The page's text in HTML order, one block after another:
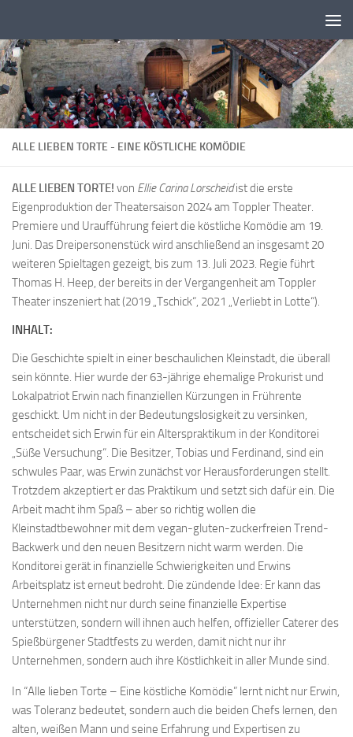
ALLE LIEBEN TORTE - EINE KÖSTLICHE KOMÖDIE
ALLE LIEBEN TORTE! von Ellie Carina Lorscheidist die erste
Eigenproduktion der Theatersaison 2024 am Toppler Theater.
Premiere und Uraufführung feiert die köstliche Komödie am 19.
Juni. Das Dreipersonenstück wird anschließend an insgesamt 20
weiteren Spieltagen gezeigt, bis zum 13. Juli 2023. Regie führt
Thomas H. Heep, der bereits in der Vergangenheit am Toppler
Theater inszeniert hat (2019 „Tschick“, 2021 „Verliebt in Lotte“).
INHALT:
Die Geschichte spielt in einer beschaulichen Kleinstadt, die überall
sein könnte. Hier wurde der 63-jährige ehemalige Prokurist und
Lokalpatriot Erwin nach finanziellen Kürzungen in Frührente
geschickt. Um nicht in der Bedeutungslosigkeit zu versinken,
entscheidet sich Erwin für ein Alterspraktikum in der Konditorei
„Süße Versuchung“. Die Besitzer, Tobias und Ferdinand, sind ein
schwules Paar, was Erwin zunächst vor Herausforderungen stellt.
Trotzdem akzeptiert er das Praktikum und setzt sich dafür ein. Die
Arbeit macht ihm Spaß – aber so richtig wollen die
Kleinstadtbewohner mit dem vegan-gluten-zuckerfreien Trend-
Backwerk und den neuen Besitzern nicht warm werden. Die
Konditorei gerät in finanzielle Schwierigkeiten und Erwins
Arbeitsplatz ist erneut bedroht. Die zündende Idee: Er kann das
Unternehmen nicht nur durch seine finanzielle Expertise
unterstützen, sondern will ihnen auch helfen, offizieller Caterer des
Spießbürgener Stadtfests zu werden, damit nicht nur ihr
Unternehmen, sondern auch ihre Köstlichkeit in aller Munde sind.
In “Alle lieben Torte – Eine köstliche Komödie” lernt nicht nur Erwin,
was Toleranz bedeutet, sondern auch die beiden Chefs lernen, den
alten, weißen Mann und seine Erfahrung und Expertisen zu